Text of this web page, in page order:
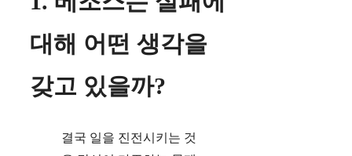
대해 어떤 생각을
갖고 있을까?
결국 일을 진전시키는 것